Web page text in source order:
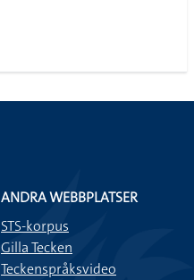
ANDRA WEBBPLATSER
STS-korpus
Gilla Tecken
Teckenspråksvideo